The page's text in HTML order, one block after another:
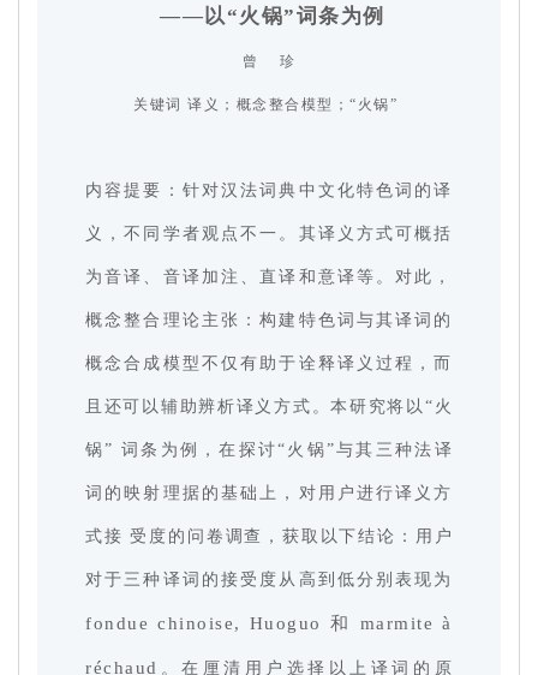
——以“火锅”词条为例
曾 珍
关 键 词 译义；概念整合模型；“火锅”
内容提要：针对汉法词典中文化特色词的译
义，不同学者观点不一。其译义方式可概括
为音译、音译加注、直译和意译等。对此，
概念整合理论主张：构建特色词与其译词的
概念合成模型不仅有助于诠释译义过程，而
且还可以辅助辨析译义方式。本研究将以“火
锅” 词条为例，在探讨“火锅”与其三种法译
词的映射理据的基础上，对用户进行译义方
式接 受度的问卷调查，获取以下结论：用户
对于三种译词的接受度从高到低分别表现为
fondue chinoise, Huoguo 和 marmite à
réchaud 。在厘清用户选择以上译词的原